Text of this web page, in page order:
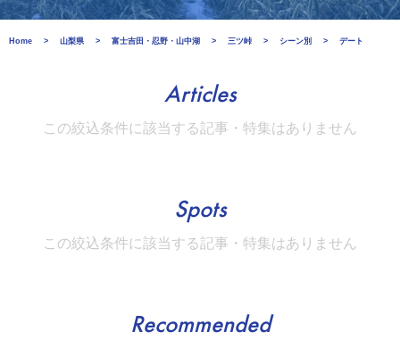
Home 山梨県 富士吉田・忍野・山中湖 三ツ峠 シーン別 デート
Articles
この絞込条件に該当する記事・特集はありません
Spots
この絞込条件に該当する記事・特集はありません
Recommended